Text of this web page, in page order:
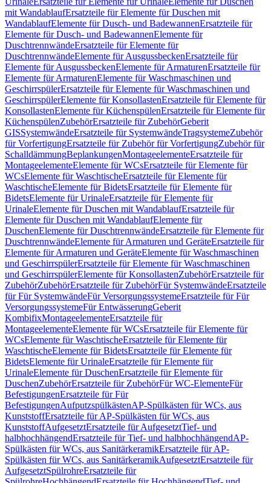
mit WandablaufErsatzteile für Elemente für Duschen mit
WandablaufElemente für Dusch- und BadewannenErsatzteile für
Elemente für Dusch- und BadewannenElemente für
DuschtrennwändeErsatzteile für Elemente für
DuschtrennwändeElemente für AusgussbeckenErsatzteile für
Elemente für AusgussbeckenElemente für ArmaturenErsatzteile für
Elemente für ArmaturenElemente für Waschmaschinen und
GeschirrspülerErsatzteile für Elemente für Waschmaschinen und
GeschirrspülerElemente für KonsollastenErsatzteile für Elemente für
KonsollastenElemente für KüchenspülenErsatzteile für Elemente für
KüchenspülenZubehörErsatzteile für ZubehörGeberit
GISSystemwändeErsatzteile für SystemwändeTragsystemeZubehör
für VorfertigungErsatzteile für Zubehör für VorfertigungZubehör für
SchalldämmungBeplankungenMontageelementeErsatzteile für
MontageelementeElemente für WCsErsatzteile für Elemente für
WCsElemente für WaschtischeErsatzteile für Elemente für
WaschtischeElemente für BidetsErsatzteile für Elemente für
BidetsElemente für UrinaleErsatzteile für Elemente für
UrinaleElemente für Duschen mit WandablaufErsatzteile für
Elemente für Duschen mit WandablaufElemente für
DuschenElemente für DuschtrennwändeErsatzteile für Elemente für
DuschtrennwändeElemente für Armaturen und GeräteErsatzteile für
Elemente für Armaturen und GeräteElemente für Waschmaschinen
und GeschirrspülerErsatzteile für Elemente für Waschmaschinen
und GeschirrspülerElemente für KonsollastenZubehörErsatzteile für
ZubehörZubehörErsatzteile für ZubehörFür SystemwändeErsatzteile
für Für SystemwändeFür VersorgungssystemeErsatzteile für Für
VersorgungssystemeFür EntwässerungGeberit
KombifixMontageelementeErsatzteile für
MontageelementeElemente für WCsErsatzteile für Elemente für
WCsElemente für WaschtischeErsatzteile für Elemente für
WaschtischeElemente für BidetsErsatzteile für Elemente für
BidetsElemente für UrinaleErsatzteile für Elemente für
UrinaleElemente für DuschenErsatzteile für Elemente für
DuschenZubehörErsatzteile für ZubehörFür WC-ElementeFür
BefestigungenErsatzteile für Für
BefestigungenAufputzspülkästenAP-Spülkästen für WCs, aus
KunststoffErsatzteile für AP-Spülkästen für WCs, aus
KunststoffAufgesetztErsatzteile für AufgesetztTief- und
halbhochhängendErsatzteile für Tief- und halbhochhängendAP-
Spülkästen für WCs, aus SanitärkeramikErsatzteile für AP-
Spülkästen für WCs, aus SanitärkeramikAufgesetztErsatzteile für
AufgesetztSpülrohreErsatzteile für